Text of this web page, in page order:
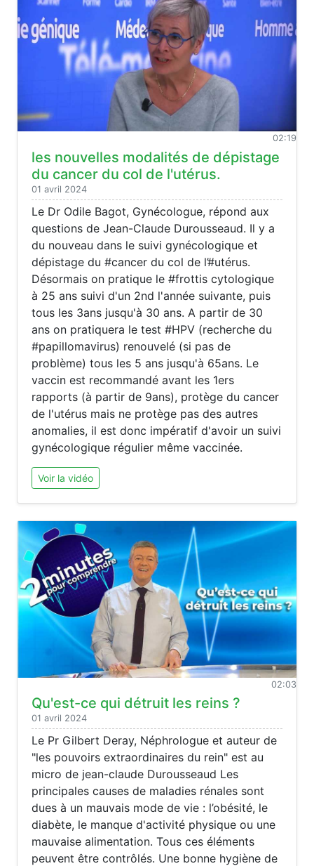
02:19
les nouvelles modalités de dépistage
du cancer du col de l'utérus.
01 avril 2024
Le Dr Odile Bagot, Gynécologue, répond aux
questions de Jean-Claude Durousseaud. Il y a
du nouveau dans le suivi gynécologique et
dépistage du #cancer du col de l’#utérus.
Désormais on pratique le #frottis cytologique
à 25 ans suivi d'un 2nd l'année suivante, puis
tous les 3ans jusqu'à 30 ans. A partir de 30
ans on pratiquera le test #HPV (recherche du
#papillomavirus) renouvelé (si pas de
problème) tous les 5 ans jusqu'à 65ans. Le
vaccin est recommandé avant les 1ers
rapports (à partir de 9ans), protège du cancer
de l'utérus mais ne protège pas des autres
anomalies, il est donc impératif d'avoir un suivi
gynécologique régulier même vaccinée.
Voir la vidéo
02:03
Qu'est-ce qui détruit les reins ?
01 avril 2024
Le Pr Gilbert Deray, Néphrologue et auteur de
"les pouvoirs extraordinaires du rein" est au
micro de jean-claude Durousseaud Les
principales causes de maladies rénales sont
dues à un mauvais mode de vie : l’obésité, le
diabète, le manque d'activité physique ou une
mauvaise alimentation. Tous ces éléments
peuvent être contrôlés. Une bonne hygiène de